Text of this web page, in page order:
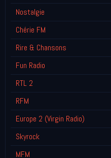
Nostalgie
Chérie FM
Rire & Chansons
Fun Radio
RTL 2
RFM
Europe 2 (Virgin Radio)
Skyrock
MFM